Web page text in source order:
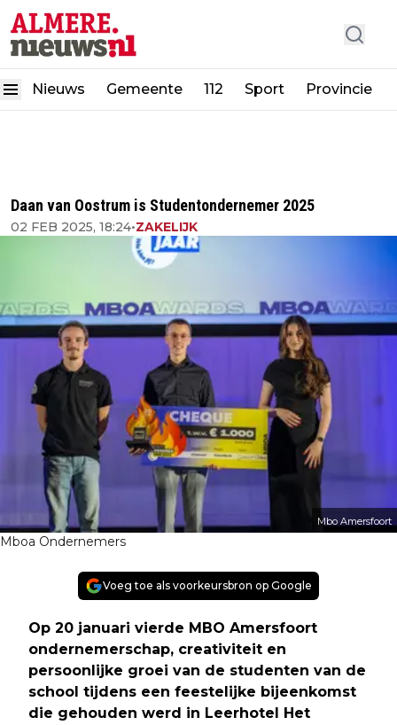
Nieuws Gemeente 112 Sport Provincie
Daan van Oostrum is Studentondernemer 2025
02 FEB 2025, 18:24•ZAKELIJK
Mbo Amersfoort
Mboa Ondernemers
Voeg toe als voorkeursbron op Google
Op 20 januari vierde MBO Amersfoort
ondernemerschap, creativiteit en
persoonlijke groei van de studenten van de
school tijdens een feestelijke bijeenkomst
die gehouden werd in Leerhotel Het